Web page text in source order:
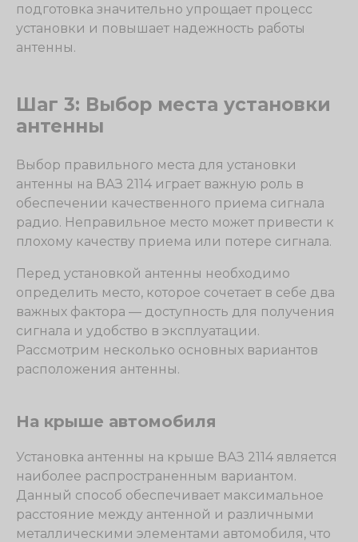
подготовка значительно упрощает процесс
установки и повышает надежность работы
антенны.
Шаг 3: Выбор места установки
антенны
Выбор правильного места для установки
антенны на ВАЗ 2114 играет важную роль в
обеспечении качественного приема сигнала
радио. Неправильное место может привести к
плохому качеству приема или потере сигнала.
Перед установкой антенны необходимо
определить место, которое сочетает в себе два
важных фактора — доступность для получения
сигнала и удобство в эксплуатации.
Рассмотрим несколько основных вариантов
расположения антенны.
На крыше автомобиля
Установка антенны на крыше ВАЗ 2114 является
наиболее распространенным вариантом.
Данный способ обеспечивает максимальное
расстояние между антенной и различными
металлическими элементами автомобиля, что